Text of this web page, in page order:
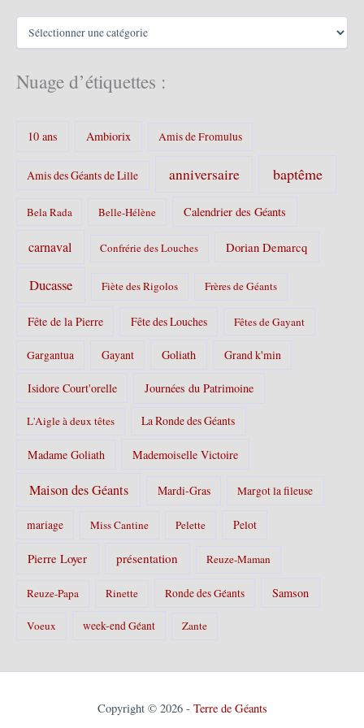
s
C
é
g
Nuage d’étiquettes :
10 ans Ambiorix Amis de Fromulus
Amis des Géants de Lille anniversaire baptême
Bela Rada Belle-Hélène Calendrier des Géants
carnaval Confrérie des Louches Dorian Demarcq
Ducasse Fiète des Rigolos Frères de Géants
Fête de la Pierre Fête des Louches Fêtes de Gayant
Gargantua Gayant Goliath Grand k'min
Isidore Court'orelle Journées du Patrimoine
L'Aigle à deux têtes La Ronde des Géants
Madame Goliath Mademoiselle Victoire
Maison des Géants Mardi-Gras Margot la fileuse
mariage Miss Cantine Pelette Pelot
Pierre Loyer présentation Reuze-Maman
Reuze-Papa Rinette Ronde des Géants Samson
Voeux week-end Géant Zante
Copyright © 2026 - Terre de Géants